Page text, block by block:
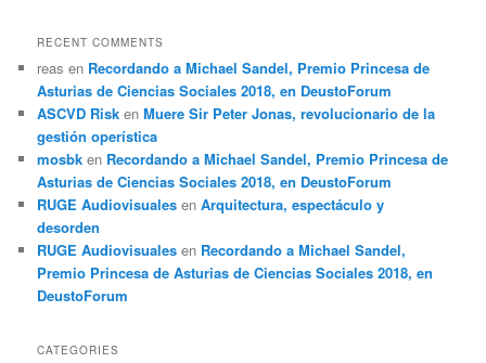
RECENT COMMENTS
reas en Recordando a Michael Sandel, Premio Princesa de
Asturias de Ciencias Sociales 2018, en DeustoForum
ASCVD Risk enMuere Sir Peter Jonas, revolucionario de la
gestión operística
mosbk en Recordando a Michael Sandel, Premio Princesa de
Asturias de Ciencias Sociales 2018, en DeustoForum
RUGE Audiovisuales enArquitectura, espectáculo y
desorden
RUGE Audiovisuales en Recordando a Michael Sandel,
Premio Princesa de Asturias de Ciencias Sociales 2018, en
DeustoForum
CATEGORIES